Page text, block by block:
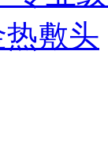
热敷头